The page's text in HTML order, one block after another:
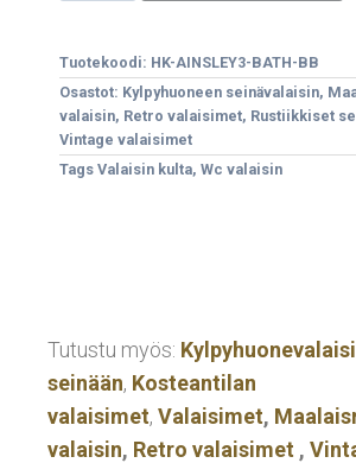
Tuotekoodi: HK-AINSLEY3-BATH-BB
Osastot: Kylpyhuoneen seinävalaisin,
valaisin, Retro valaisimet, Rustiikkiset
Vintage valaisimet
Tags Valaisin kulta, Wc valaisin
Tutustu myös:
seinään, Kosteantilan
valaisimet, Valaisimet,
valaisin, Retro valaisimet ,